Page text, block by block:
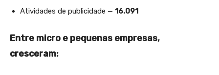
Atividades de publicidade — 16.091
Entre micro e pequenas empresas,
cresceram: